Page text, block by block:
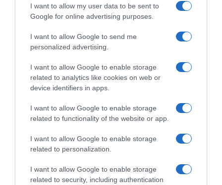
I want to allow my user data to be sent to
Google for online advertising purposes.
I want to allow Google to send me
personalized advertising.
I want to allow Google to enable storage
related to analytics like cookies on web or
device identifiers in apps.
I want to allow Google to enable storage
related to functionality of the website or app.
I want to allow Google to enable storage
related to personalization.
I want to allow Google to enable storage
related to security, including authentication
Υπογραφή σχεδίου δράσης 2025 μεταξύ των
Γενικών Επιτελείων Στρατού Ελλάδας και
Όπως ανακοινώθηκε σήμερα από το ΓΕΣ